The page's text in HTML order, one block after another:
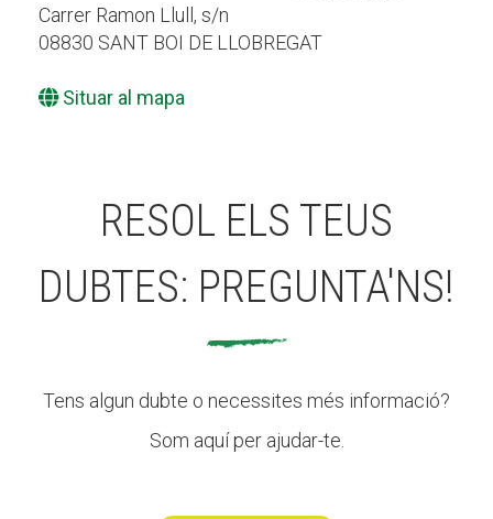
Carrer Ramon Llull, s/n
08830 SANT BOI DE LLOBREGAT
Situar al mapa
RESOL ELS TEUS
DUBTES: PREGUNTA'NS!
Tens algun dubte o necessites més informació?
Som aquí per ajudar-te.